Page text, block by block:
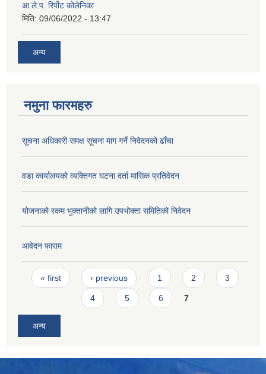
आ.ले.प. रिर्पोट कोलेनिका
मिति: 09/06/2022 - 13:47
अन्य
नमुना फारमहरु
सूचना अधिकारी समक्ष सूचना माग गर्ने निवेदनको ढाँचा
वडा कार्यालयको व्यक्तिगत घटना दर्ता मासिक प्रतिवेदन
योजनाको रकम भुक्तानीको लागि उपभोक्ता समितिको निवेदन
आवेदन फाराम
Pages
« first ‹ previous 1 2 3
4 5 6 7
अन्य